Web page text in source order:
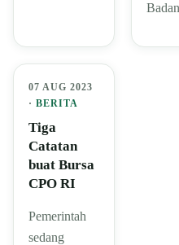
07 AUG 2023
· BERITA
Tiga
Catatan
buat Bursa
CPO RI
Pemerintah
sedang